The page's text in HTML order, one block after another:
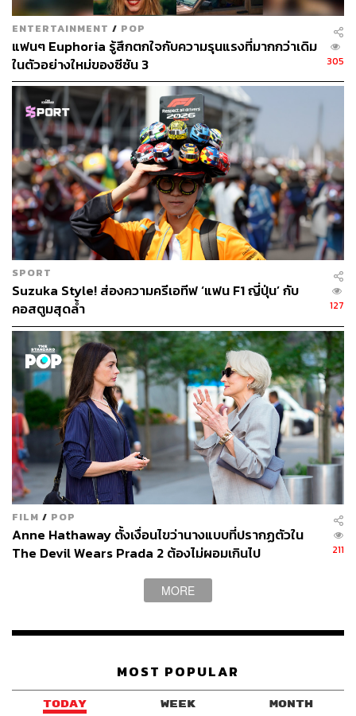
ENTERTAINMENT / POP
แฟนๆ Euphoria รู้สึกตกใจกับความรุนแรงที่มากกว่าเดิม
ในตัวอย่างใหม่ของซีซัน 3
305
SPORT
Suzuka Style! ส่องความครีเอทีฟ ‘แฟน F1 ญี่ปุ่น’ กับ
คอสตูมสุดล้ำ
127
FILM / POP
Anne Hathaway ตั้งเงื่อนไขว่านางแบบที่ปรากฏตัวใน
The Devil Wears Prada 2 ต้องไม่ผอมเกินไป
211
MORE
MOST POPULAR
TODAY WEEK MONTH